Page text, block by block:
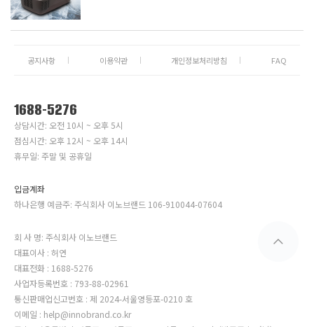
공지사항 이용약관 개인정보처리방침 FAQ
1688-5276
상담시간: 오전 10시 ~ 오후 5시
점심시간: 오후 12시 ~ 오후 14시
휴무일: 주말 및 공휴일
입금계좌
하나은행 예금주: 주식회사 이노브랜드 106-910044-07604
회 사 명: 주식회사 이노브랜드
대표이사 : 허연
대표전화 : 1688-5276
사업자등록번호 : 793-88-02961
통신판매업신고번호 : 제 2024-서울영등포-0210 호
이메일 : help@innobrand.co.kr